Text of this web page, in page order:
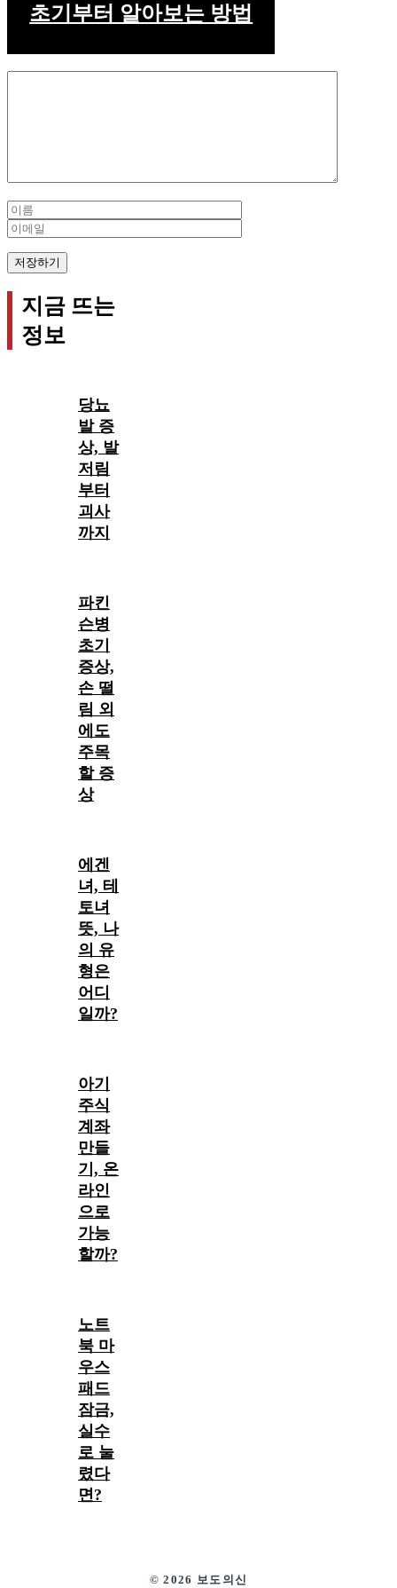
초기부터 알아보는 방법
Name
지금 뜨는
정보
당뇨
발 증
상, 발
저림
부터
괴사
까지
파킨
슨병
초기
증상,
손 떨
림 외
에도
주목
할 증
상
에겐
녀, 테
토녀
뜻, 나
의 유
형은
어디
일까?
아기
주식
계좌
만들
기, 온
라인
으로
가능
할까?
노트
북 마
우스
패드
잠금,
실수
로 눌
렸다
면?
© 2026 보도의신